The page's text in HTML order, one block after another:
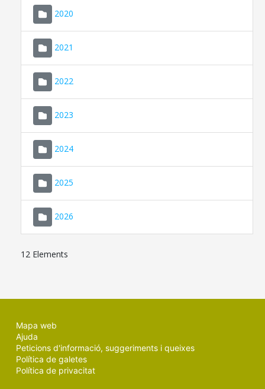
2020
2021
2022
2023
2024
2025
2026
12 Elements
Mapa web
Ajuda
Peticions d'informació, suggeriments i queixes
Política de galetes
Política de privacitat